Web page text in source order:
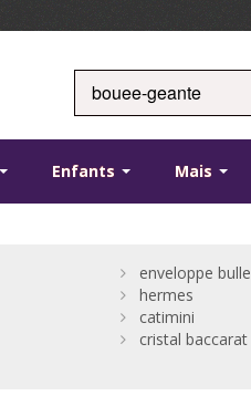
Enfants Mais
enveloppe bulle
hermes
catimini
cristal baccarat